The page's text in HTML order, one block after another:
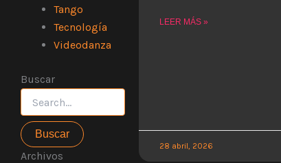
Tango
Tecnología
Videodanza
Buscar
Buscar
por:
Archivos
LEER MÁS »
28 abril, 2026